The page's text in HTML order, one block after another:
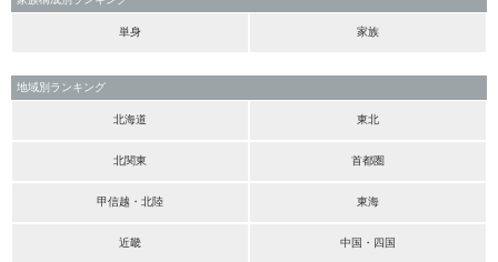
単身 家族
地域別ランキング
北海道 東北
北関東 首都圏
甲信越・北陸 東海
近畿 中国・四国